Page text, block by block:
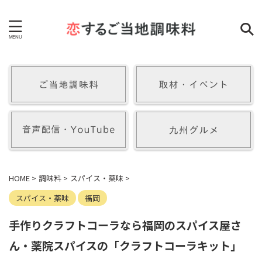
HOME > 調味料 > スパイス・薬味 >
スパイス・薬味
福岡
手作りクラフトコーラなら福岡のスパイス屋さ
ん・薬院スパイスの「クラフトコーラキット」